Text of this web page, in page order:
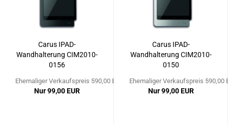
Carus IPAD-
Wandhalterung CIM2010-
0156
Ehemaliger Verkaufspreis 590,00 EUR
Nur 99,00 EUR
Carus IPAD-
Wandhalterung CIM2010-
0150
Ehemaliger Verkaufspreis 590,00
Nur 99,00 EUR